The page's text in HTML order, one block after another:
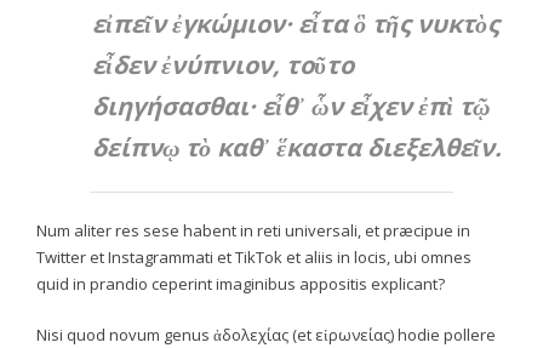
εἰπεῖν ἐγκώμιον· εἶτα ὃ τῆς νυκτὸς
εἶδεν ἐνύπνιον, τοῦτο
διηγήσασθαι· εἶθ᾽ ὧν εἶχεν ἐπὶ τῷ
δείπνῳ τὸ καθ᾽ ἕκαστα διεξελθεῖν.
Num aliter res sese habent in reti universali, et præcipue in
Twitter et Instagrammati et TikTok et aliis in locis, ubi omnes
quid in prandio ceperint imaginibus appositis explicant?
Nisi quod novum genus ἀδολεχίας (et εἰρωνείας) hodie pollere